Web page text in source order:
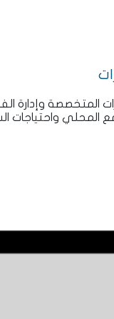
وإدارة
المحلي واحتياجات